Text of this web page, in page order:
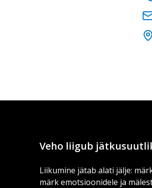
Veho liigub
Liikumine jätab alati jälje:
märk emotsioonidele ja